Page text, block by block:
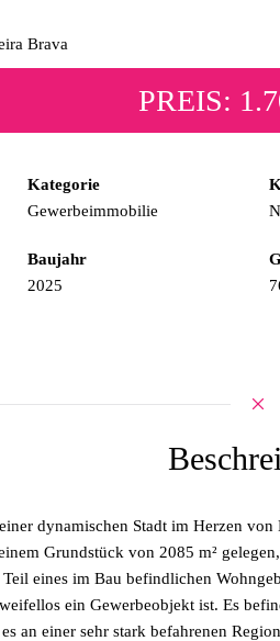
PREIS:
Kategorie
Gewerbeimmobilie
Baujahr
2025
dynamischen Stadt im Herzen
Grundstück von 2085 m²
eines im Bau befindlichen
ein Gewerbeobjekt ist. Es
an einer sehr stark befahrenen